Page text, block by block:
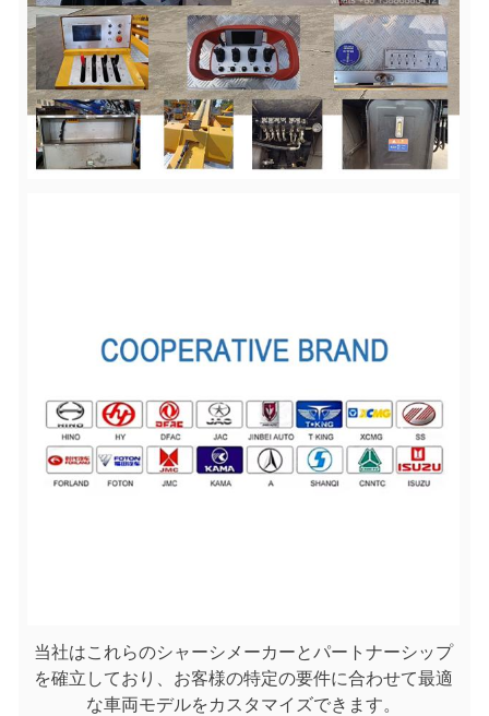
当社はこれらのシャーシメーカーとパートナーシップ
を確立しており、お客様の特定の要件に合わせて最適
な車両モデルをカスタマイズできます。